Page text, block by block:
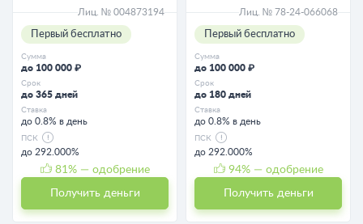
Лиц. № 004873194
Первый бесплатно
Сумма
до 100 000 ₽
Срок
до 365 дней
Ставка
до 0.8% в день
ПСК
до 292.000%
81 % — одобрение
Получить деньги
Лиц. № 78-24-066068
Первый бесплатно
Сумма
до 100 000 ₽
Срок
до 180 дней
Ставка
до 0.8% в день
ПСК
до 292.000%
94% — одобрение
Получить деньги